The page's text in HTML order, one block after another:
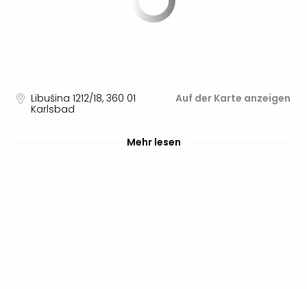
Libušina 1212/18, 360 01
Karlsbad
Auf der Karte anzeigen
Mehr lesen